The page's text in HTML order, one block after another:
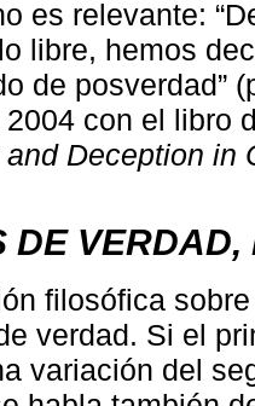
es relevante:
libre, hemos
de posverdad”
2004 con el libro
Deception in
DE
filosófica
verdad. Si el
variación del